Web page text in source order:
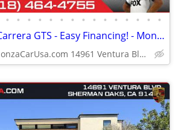
• • • • • • • • • • • • • • •
2026 Porsche 911 Carrera GTS - Easy Financing! - MonzaCarUsa.com
MonzaCarUsa.com 14961 Ventura Blvd Sherman Oaks